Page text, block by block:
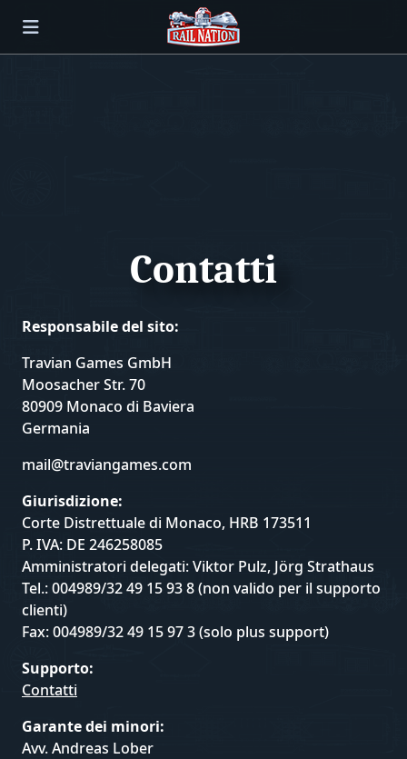
Contatti
Responsabile del sito:
Travian Games GmbH
Moosacher Str. 70
80909 Monaco di Baviera
Germania
mail@traviangames.com
Giurisdizione:
Corte Distrettuale di Monaco, HRB 173511
P. IVA: DE 246258085
Amministratori delegati: Viktor Pulz, Jörg Strathaus
Tel.: 004989/32 49 15 93 8 (non valido per il supporto
clienti)
Fax: 004989/32 49 15 97 3 (solo plus support)
Supporto:
Contatti
Garante dei minori:
Avv. Andreas Lober